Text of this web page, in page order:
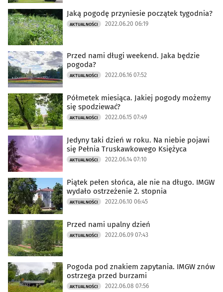
Jaką pogodę przyniesie początek tygodnia?
AKTUALNOŚCI 2022.06.20 06:19
Przed nami długi weekend. Jaka będzie
pogoda?
AKTUALNOŚCI 2022.06.16 07:52
Półmetek miesiąca. Jakiej pogody możemy
się spodziewać?
AKTUALNOŚCI 2022.06.15 07:49
Jedyny taki dzień w roku. Na niebie pojawi
się Pełnia Truskawkowego Księżyca
AKTUALNOŚCI 2022.06.14 07:10
Piątek pełen słońca, ale nie na długo. IMGW
wydało ostrzeżenie 2. stopnia
AKTUALNOŚCI 2022.06.10 06:45
Przed nami upalny dzień
AKTUALNOŚCI 2022.06.09 07:43
Pogoda pod znakiem zapytania. IMGW znów
ostrzega przed burzami
AKTUALNOŚCI 2022.06.08 07:56